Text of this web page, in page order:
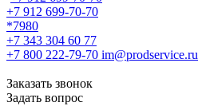
+7 912 699-70-70
*7980
+7 343 304 60 77
+7 800 222-79-70 im@prodservice.ru
Заказать звонок
Задать вопрос